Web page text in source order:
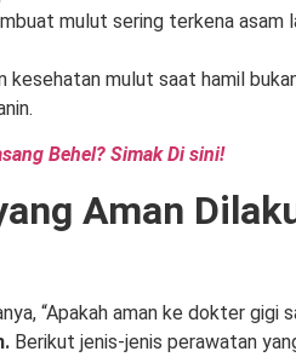
mulut sering terkena asam
kesehatan mulut saat hamil
Behel? Simak Di sini!
Aman
“Apakah aman ke dokter gigi
Berikut jenis-jenis perawatan